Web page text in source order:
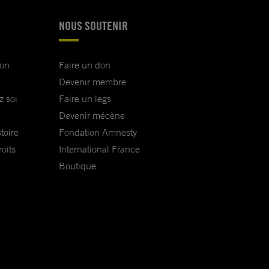
soi
NOUS SOUTENIR
Faire un don
Devenir membre
Faire un legs
Devenir mécène
Fondation Amnesty
International France
Boutique